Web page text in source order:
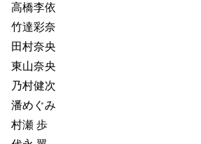
高橋李依
竹達彩奈
田村奈央
東山奈央
乃村健次
潘めぐみ
村瀬 歩